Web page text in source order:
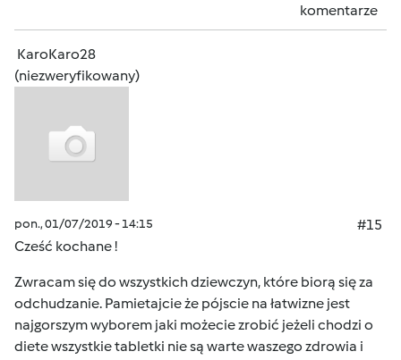
komentarze
KaroKaro28
(niezweryfikowany)
pon., 01/07/2019 - 14:15
#15
Cześć kochane !
Zwracam się do wszystkich dziewczyn, które biorą się za
odchudzanie. Pamietajcie że pójscie na łatwizne jest
najgorszym wyborem jaki możecie zrobić jeżeli chodzi o
diete wszystkie tabletki nie są warte waszego zdrowia i